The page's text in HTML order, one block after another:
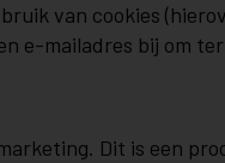
van cookies
e-mailadres bij om
Dit is een